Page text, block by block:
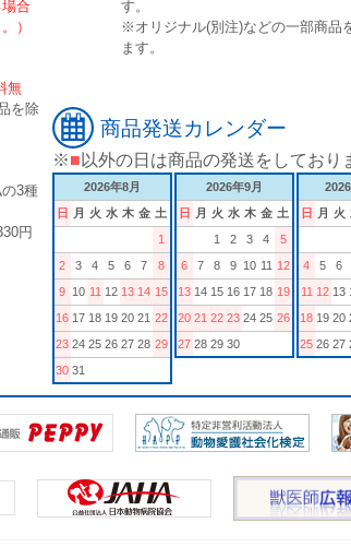
場合
）
無
を除
3種
円
す。
※オリジナル(別注)などの一部商品
ます。
商品発送カレンダー
※■ 以外の日は商品の発送をしており
2026年8月
日
月 火 水 木 金 土
1
2
3 4 5 6 7
8
9 10 11 12 13 14 15
16 17 18 19 20 21 22
23 24 25 26 27 28 29
30 31
2026年9月
日
月 火 水 木 金 土
1
2 3 4
5
6
7 8 9 10 11 12
13 14 15 16 17 18 19
20 21 22 23 24 25 26
27 28 29 30
日
月 火
4
5 6
11 12 13
18 19 20
25 26 27